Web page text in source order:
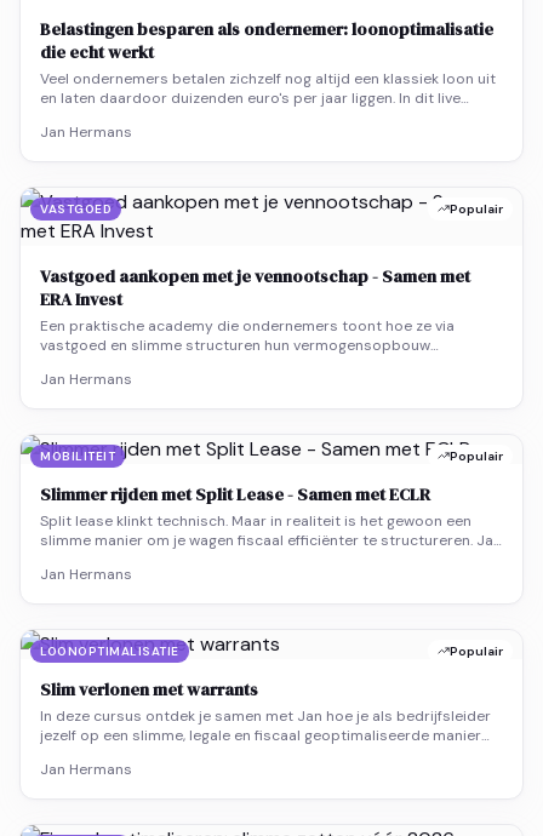
Belastingen besparen als ondernemer: loonoptimalisatie
die echt werkt
Veel ondernemers betalen zichzelf nog altijd een klassiek loon uit
en laten daardoor duizenden euro's per jaar liggen. In dit live
Geen droge theorie, maar concrete structuren die je netto-
Jan Hermans
VASTGOED Populair
Vastgoed aankopen met je vennootschap - Samen met
ERA Invest
Een praktische academy die ondernemers toont hoe ze via
vastgoed en slimme structuren hun vermogensopbouw
erachter.
Jan Hermans
MOBILITEIT Populair
Slimmer rijden met Split Lease - Samen met ECLR
Split lease klinkt technisch. Maar in realiteit is het gewoon een
slimme manier om je wagen fiscaal efficiënter te structureren. Jan
privé en professioneel gebruik opsplitst, en waarom dit fiscaal
Jan Hermans
LOONOPTIMALISATIE Populair
Slim verlonen met warrants
In deze cursus ontdek je samen met Jan hoe je als bedrijfsleider
jezelf op een slimme, legale en fiscaal geoptimaliseerde manier
voordeel, flexibiliteit en motivatie.
Jan Hermans